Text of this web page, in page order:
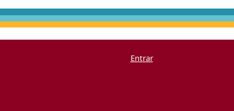
Entrar